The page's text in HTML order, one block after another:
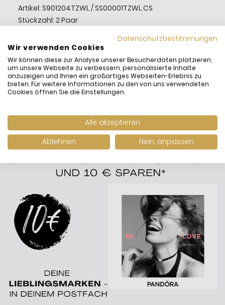
Artikel: S901204TZWL / SS00001TZWL.CS
Stückzahl: 2 Paar
Datenschutzbestimmungen
Wir verwenden Cookies
Wir können diese zur Analyse unserer Besucherdaten platzieren,
um unsere Webseite zu verbessern, personalisierte Inhalte
anzuzeigen und Ihnen ein großartiges Webseiten-Erlebnis zu
bieten. Für weitere Informationen zu den von uns verwendeten
Cookies öffnen Sie die Einstellungen.
Alle akzeptieren
Ablehnen
Nein, anpassen